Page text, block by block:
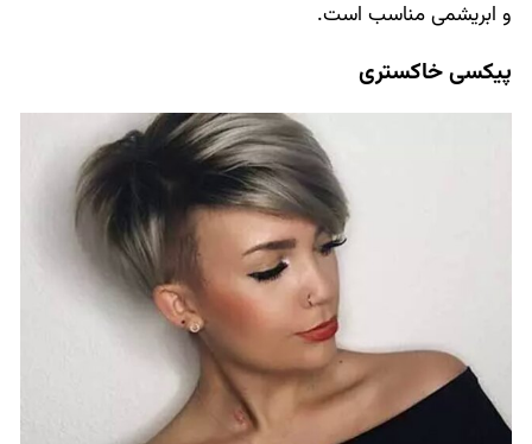
و ابریشمی مناسب است.
پیکسی خاکستری